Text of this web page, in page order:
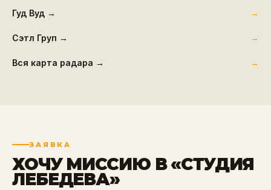
Гуд Вуд →
Сэтл Груп →
Вся карта радара →
ЗАЯВКА
ХОЧУ МИССИЮ В «СТУДИЯ
ЛЕБЕДЕВА»